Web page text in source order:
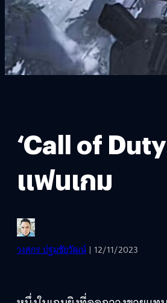
‘Call of
แฟนเกม
วงศกร ปฐมชัยวัฒน์ | 12/11/2023